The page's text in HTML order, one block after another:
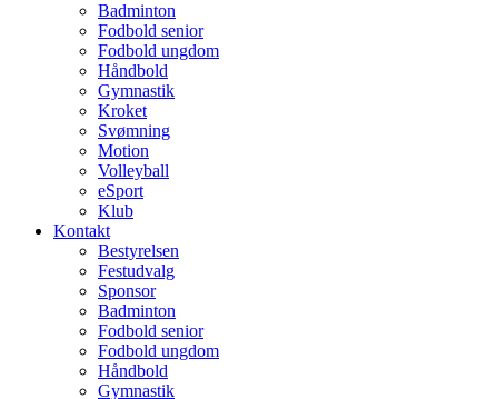
Badminton
Fodbold senior
Fodbold ungdom
Håndbold
Gymnastik
Kroket
Svømning
Motion
Volleyball
eSport
Klub
Kontakt
Bestyrelsen
Festudvalg
Sponsor
Badminton
Fodbold senior
Fodbold ungdom
Håndbold
Gymnastik